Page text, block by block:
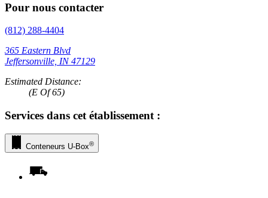
Pour nous contacter
(812) 288-4404
365 Eastern Blvd
Jeffersonville, IN 47129
Estimated Distance:
(E Of 65)
Services dans cet établissement :
Conteneurs U-Box®